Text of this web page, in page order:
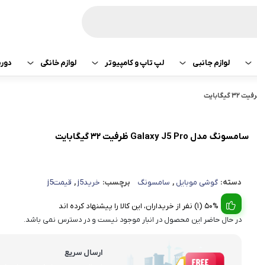
تبلت اپل
تبلت هوآوی
سونی
لوازم جانبی
هدفون و هندزفری
هندزفری هایلو
هندزفری
لپ تاپ و کامپیوتر
قطعات کامپیوتر
لوازم خانگی
کولر و لوازم سرمایشی
سامسونگ مدل Galaxy J5 Pro ظرفیت ۳۲ گیگابایت
دسته: گوشی موبایل , سامسونگ برچسب: خریدj5 , قیمتj5
50% (1) نفر از خریداران، این کالا را پیشنهاد کرده اند
در حال حاضر این محصول در انبار موجود نیست و در دسترس نمی باشد.
ارسال سریع